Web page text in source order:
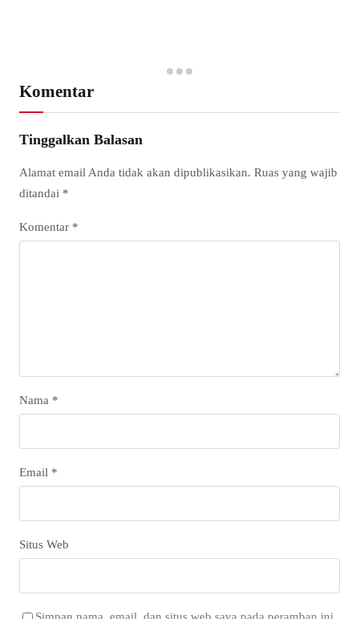
Komentar
Tinggalkan Balasan
Alamat email Anda tidak akan dipublikasikan. Ruas yang wajib
ditandai *
Komentar *
Nama *
Email *
Situs Web
Simpan nama, email, dan situs web saya pada peramban ini